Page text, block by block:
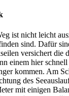
ist nicht leicht
sind. Dafür
versichert die
einem hier
kommen. Am
des
mit einigen